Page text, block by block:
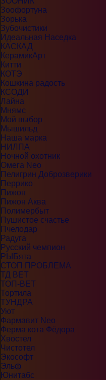
Зоофортуна
Зорька
Зубочистики
Идеальная Наседка
КАСКАД
КерамикАрт
Китти
КОТЭ
Кошкина радость
КСОДИ
Лайна
Мнямс
Мой выбор
Мышильд
Наша марка
НИЛПА
Ночной охотник
Омега Neo
Пелигрин Доброзверики
Перрико
Пижон
Пижон Аква
Полимербыт
Пушистое счастье
Пчелодар
Радуга
Русский чемпион
РЫБята
СТОП ПРОБЛЕМА
ТД ВЕТ
ТОП-ВЕТ
Тортила
ТУНДРА
Уют
Фармавит Neo
Ферма кота Фёдора
Хвостел
Чистотел
Экософт
Эльф
Юнитабс